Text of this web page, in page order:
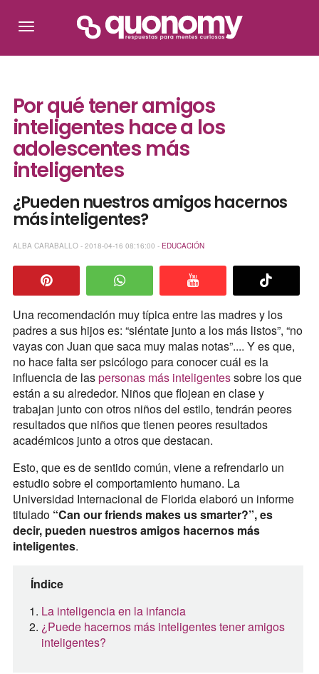
Por qué tener amigos
inteligentes hace a los
adolescentes más
inteligentes
¿Pueden nuestros amigos hacernos
más inteligentes?
ALBA CARABALLO - 2018-04-16 08:16:00 - EDUCACIÓN
Una recomendación muy típica entre las madres y los
padres a sus hijos es: “siéntate junto a los más listos”, “no
vayas con Juan que saca muy malas notas”.... Y es que,
no hace falta ser psicólogo para conocer cuál es la
influencia de laspersonas más inteligentessobre los que
están a su alrededor. Niños que flojean en clase y
trabajan junto con otros niños del estilo, tendrán peores
resultados que niños que tienen peores resultados
académicos junto a otros que destacan.
Esto, que es de sentido común, viene a refrendarlo un
estudio sobre el comportamiento humano. La
Universidad Internacional de Florida elaboró un informe
titulado “Can our friends makes us smarter?”, es
decir, pueden nuestros amigos hacernos más
inteligentes.
Índice
La inteligencia en la infancia
¿Puede hacernos más inteligentes tener amigos
inteligentes?